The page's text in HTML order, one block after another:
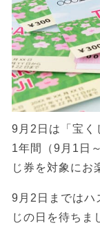
9月2日は「宝く
1年間（9月1日
じ券を対象にお
9月2日まではハ
じの日を待ちま